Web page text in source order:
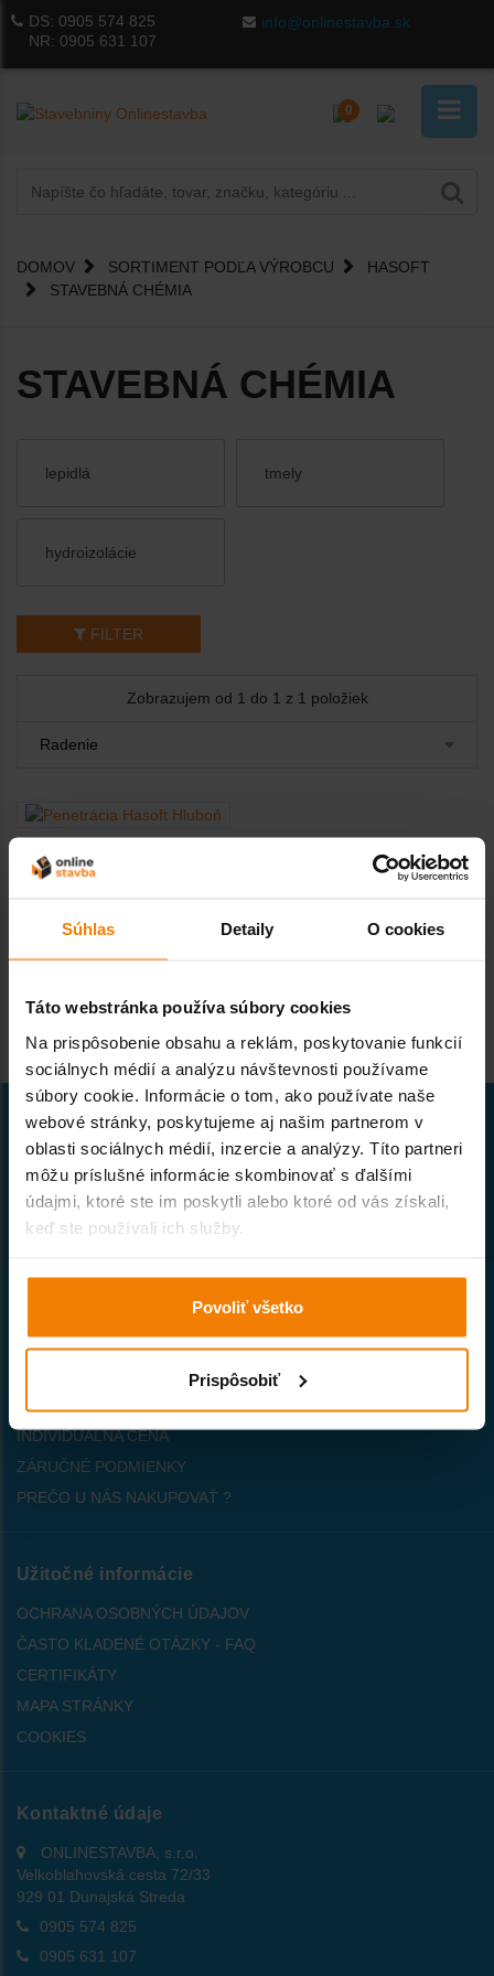
Súhlas Detaily O cookies
Táto webstránka používa súbory cookies
Na prispôsobenie obsahu a reklám, poskytovanie funkcií
sociálnych médií a analýzu návštevnosti používame
súbory cookie. Informácie o tom, ako používate naše
webové stránky, poskytujeme aj našim partnerom v
oblasti sociálnych médií, inzercie a analýzy. Títo partneri
môžu príslušné informácie skombinovať s ďalšími
údajmi, ktoré ste im poskytli alebo ktoré od vás získali,
keď ste používali ich služby.
Povoliť všetko
Prispôsobiť
DS: 0905 574 825
NR: 0905 631 107
info@onlinestavba.sk
0
DOMOV SORTIMENT PODĽA VÝROBCU
HASOFT
STAVEBNÁ CHÉMIA
STAVEBNÁ CHÉMIA
lepidlá tmely
hydroizolácie
FILTER
Zobrazujem od 1 do 1 z 1 položiek
Penetrácia Hasoft
od 2,40 € s DPH / ks
Naša spoločnosť patrí k prvým
priekopníkom internetového obchodu
so stavebným materiálom na Slovensku.
VŠEOBECNÉ OBCHODNÉ PODMIENKY
PREPRAVNÝ PORIADOK
AKO NAKUPOVAŤ
INDIVIDUÁLNA CENA
ZÁRUČNÉ PODMIENKY
PREČO U NÁS NAKUPOVAŤ ?
Užitočné informácie
OCHRANA OSOBNÝCH ÚDAJOV
ČASTO KLADENÉ OTÁZKY - FAQ
CERTIFIKÁTY
MAPA STRÁNKY
COOKIES
Kontaktné údaje
ONLINESTAVBA, s.r.o.
Velkoblahovská cesta 72/33
929 01 Dunajská Streda
0905 574 825
0905 631 107